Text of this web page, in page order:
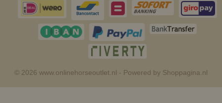
© 2026 www.onlinehorseoutlet.nl - Powered by Shoppagina.nl